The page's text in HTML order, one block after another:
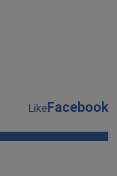
LikeFacebook